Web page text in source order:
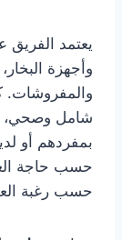
يعتمد الفريق
وأجهزة
والمفروشات.
شامل وصحي،
بمفردهم أو
حسب حاجة
حسب رغبة